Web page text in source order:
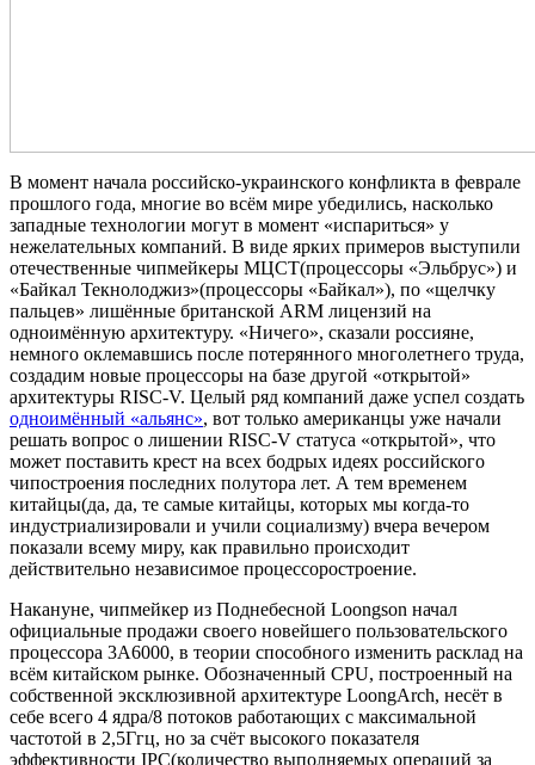
В момент начала российско-украинского конфликта в феврале
прошлого года, многие во всём мире убедились, насколько
западные технологии могут в момент «испариться» у
нежелательных компаний. В виде ярких примеров выступили
отечественные чипмейкеры МЦСТ(процессоры «Эльбрус») и
«Байкал Текнолоджиз»(процессоры «Байкал»), по «щелчку
пальцев» лишённые британской ARM лицензий на
одноимённую архитектуру. «Ничего», сказали россияне,
немного оклемавшись после потерянного многолетнего труда,
создадим новые процессоры на базе другой «открытой»
архитектуры RISC-V. Целый ряд компаний даже успел создать
одноимённый «альянс», вот только американцы уже начали
решать вопрос о лишении RISC-V статуса «открытой», что
может поставить крест на всех бодрых идеях российского
чипостроения последних полутора лет. А тем временем
китайцы(да, да, те самые китайцы, которых мы когда-то
индустриализировали и учили социализму) вчера вечером
показали всему миру, как правильно происходит
действительно независимое процессоростроение.
Накануне, чипмейкер из Поднебесной Loongson начал
официальные продажи своего новейшего пользовательского
процессора 3A6000, в теории способного изменить расклад на
всём китайском рынке. Обозначенный CPU, построенный на
собственной эксклюзивной архитектуре LoongArch, несёт в
себе всего 4 ядра/8 потоков работающих с максимальной
частотой в 2,5Ггц, но за счёт высокого показателя
эффективности IPC(количество выполняемых операций за